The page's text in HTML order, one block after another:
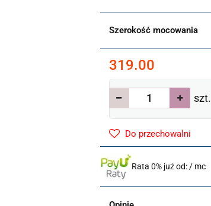
Szerokość mocowania
319.00
szt.
Do przechowalni
Rata 0% już od: / mc